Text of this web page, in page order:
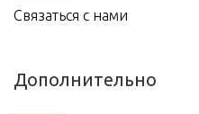
Связаться с нами
Дополнительно